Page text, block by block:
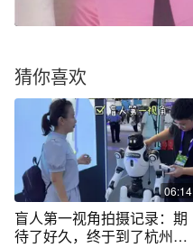
猜你喜欢
06:14
盲人第一视角拍摄记录：期
待了好久，终于到了杭州。